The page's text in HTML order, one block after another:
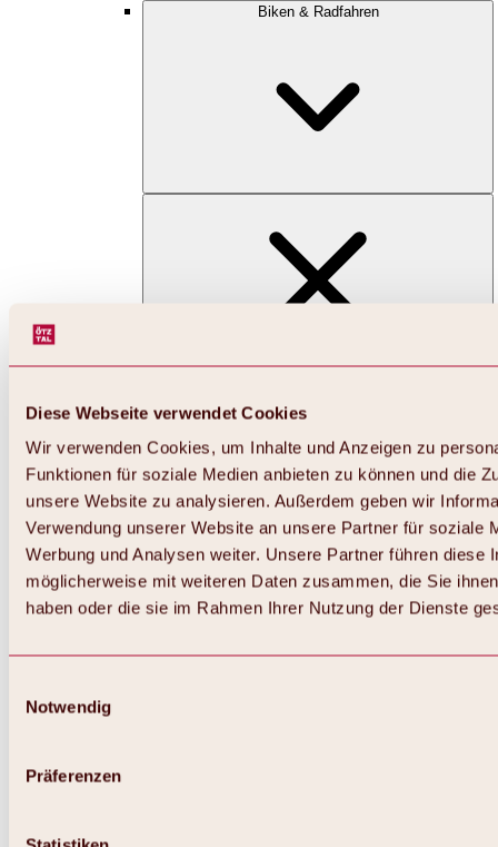
Diese Webseite verwendet Cookies
Wir verwenden Cookies, um Inhalte und Anzeigen zu
Funktionen für soziale Medien anbieten zu können und die
unsere Website zu analysieren. Außerdem geben wir
Verwendung unserer Website an unsere Partner für soziale
Werbung und Analysen weiter. Unsere Partner führen diese
möglicherweise mit weiteren Daten zusammen, die Sie
haben oder die sie im Rahmen Ihrer Nutzung der Dienste
Notwendig
Präferenzen
Biken & Radfahren